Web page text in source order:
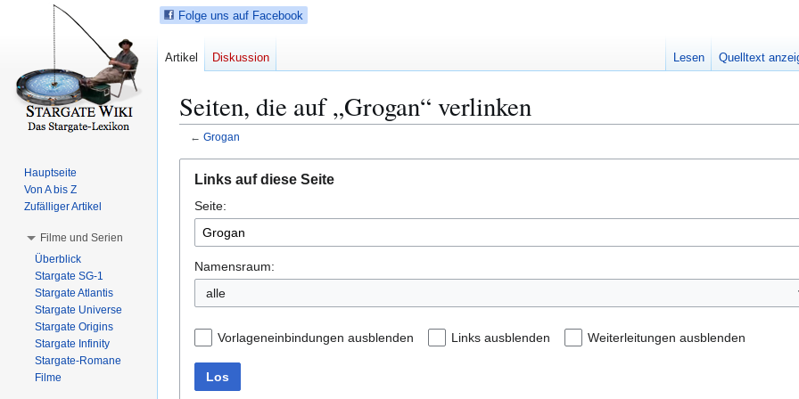
Seiten, die auf „Grogan“ verlinken
← Grogan
Links auf diese Seite
Seite:
Namensraum:
alle
Vorlageneinbindungen ausblenden Links ausblenden Weiterleitungen ausblenden
Los
Folge uns auf Facebook
Artikel Diskussion Lesen Quelltext
Hauptseite
Von A bis Z
Zufälliger Artikel
Filme und Serien
Überblick
Stargate SG-1
Stargate Atlantis
Stargate Universe
Stargate Origins
Stargate Infinity
Stargate-Romane
Filme